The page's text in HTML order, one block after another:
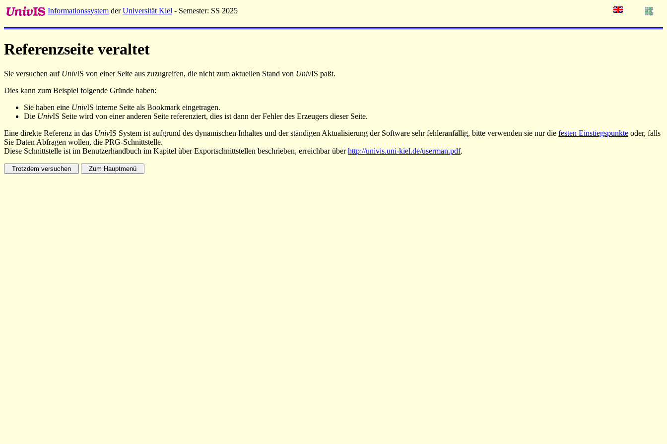
Informationssystem derUniversität Kiel - Semester: SS 2025
Referenzseite veraltet
Sie versuchen auf UnivIS von einer Seite aus zuzugreifen, die nicht zum aktuellen Stand von UnivIS paßt.
Dies kann zum Beispiel folgende Gründe haben:
Sie haben eine UnivIS interne Seite als Bookmark eingetragen.
Die UnivIS Seite wird von einer anderen Seite referenziert, dies ist dann der Fehler des Erzeugers dieser Seite.
Eine direkte Referenz in das UnivIS System ist aufgrund des dynamischen Inhaltes und der ständigen Aktualisierung der Software sehr fehleranfällig, bitte verwenden sie nur die festen Einstiegspunkte oder, falls
Sie Daten Abfragen wollen, die PRG-Schnittstelle.
Diese Schnittstelle ist im Benutzerhandbuch im Kapitel über Exportschnittstellen beschrieben, erreichbar überhttp://univis.uni-kiel.de/userman.pdf.